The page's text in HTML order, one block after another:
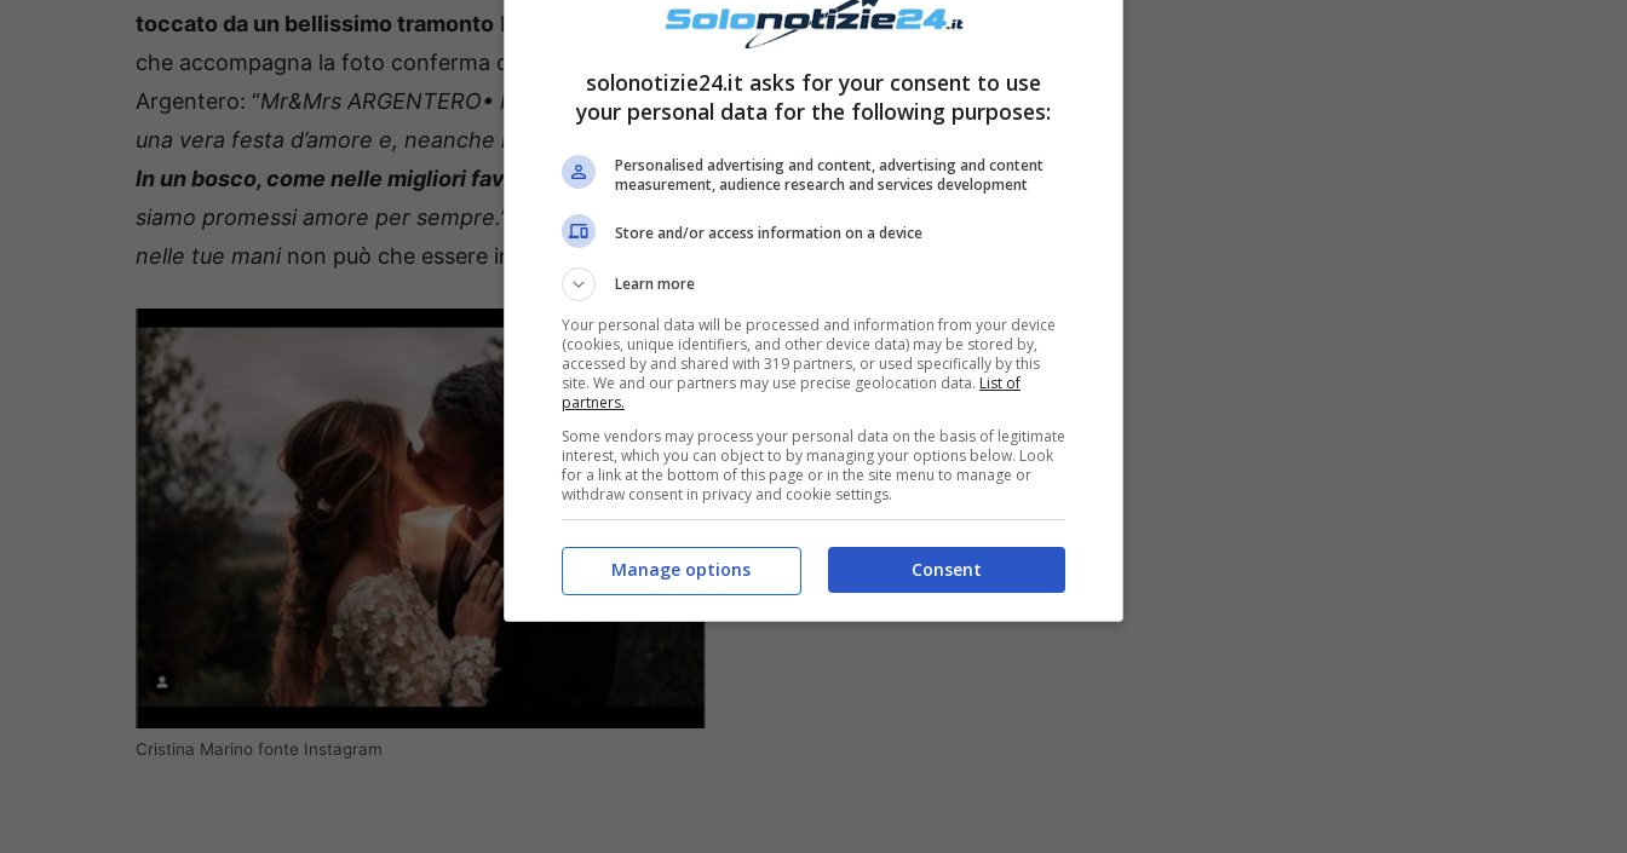
toccato da un bellissimo tramonto la felicità della Marino è percepibile e la didascalia
che accompagna la foto conferma quanto sia magico il momento per la neo signora
Argentero: “Mr&Mrs ARGENTERO• Ho immaginato molte volte questo giorno, sognavo
una vera festa d’amore e, neanche nei sogni più belli, l’ho immaginata così .
In un bosco, come nelle migliori favole
, sotto gli occhi delle persone più intime, ci
siamo promessi amore per sempre.”
Ovviamente la risposta social dell’interprete di
nelle tue maninon può che essere immediata: “
Cristina Marino fonte Instagram
solonotizie24.it asks for your consent to use
your personal data for the following purposes:
Personalised advertising and content, advertising and content
measurement, audience research and services development
Store and/or access information on a device
Learn more
Your personal data will be processed and information from your device
(cookies, unique identifiers, and other device data) may be stored by,
accessed by and shared with 319 partners, or used specifically by this
site. We and our partners may use precise geolocation data. List of
partners.
Some vendors may process your personal data on the basis of legitimate
interest, which you can object to by managing your options below. Look
for a link at the bottom of this page or in the site menu to manage or
withdraw consent in privacy and cookie settings.
Consent
Manage options